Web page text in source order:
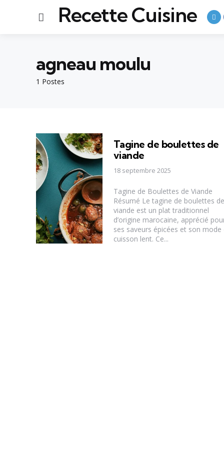
Menu
Recette Cuisine
1 Postes
agneau moulu
Tagine de boulettes de
viande
18 septembre 2025
Tagine de Boulettes de Viande
Résumé Le tagine de boulettes de
viande est un plat traditionnel
d’origine marocaine, apprécié
ses saveurs épicées et son mode
cuisson lent. Ce...